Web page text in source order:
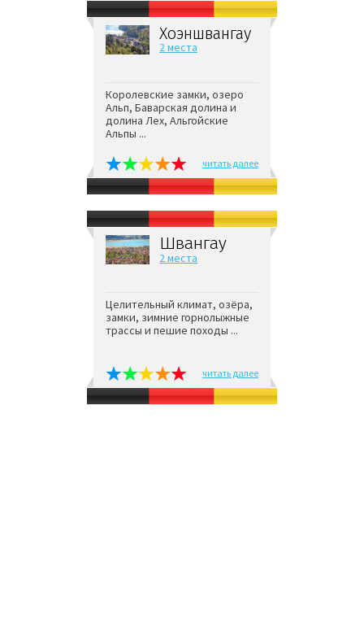
Хоэншвангау
2 места
Королевские замки, озеро
Альп, Баварская долина и
долина Лех, Альгойские
Альпы ...
читать далее
Швангау
2 места
Целительный климат, озёра,
замки, зимние горнолыжные
трассы и пешие походы ...
читать далее